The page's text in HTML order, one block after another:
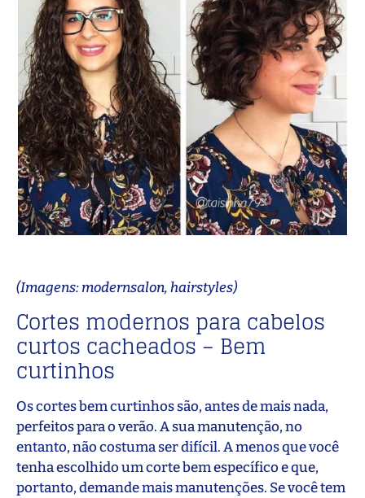
(Imagens: modernsalon, hairstyles)
Cortes modernos para cabelos
curtos cacheados – Bem
curtinhos
Os cortes bem curtinhos são, antes de mais nada,
perfeitos para o verão. A sua manutenção, no
entanto, não costuma ser difícil. A menos que você
tenha escolhido um corte bem específico e que,
portanto, demande mais manutenções. Se você tem